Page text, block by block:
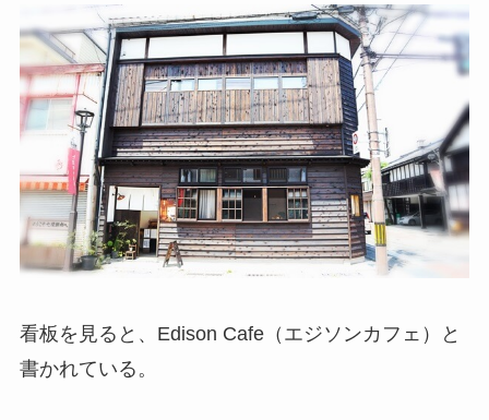
看板を見ると、Edison Cafe（エジソンカフェ）と
書かれている。